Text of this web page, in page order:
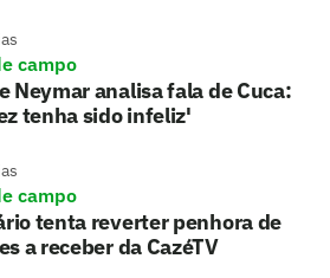
campo
Neymar analisa fala de Cuca:
tenha sido infeliz'
campo
tenta reverter penhora de
a receber da CazéTV